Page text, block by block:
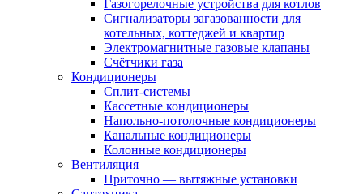
Газогорелочные устройства для котлов
Сигнализаторы загазованности для
котельных, коттеджей и квартир
Электромагнитные газовые клапаны
Счётчики газа
Кондиционеры
Сплит-системы
Кассетные кондиционеры
Напольно-потолочные кондиционеры
Канальные кондиционеры
Колонные кондиционеры
Вентиляция
Приточно — вытяжные установки